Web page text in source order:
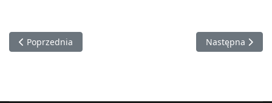
Poprzednia strona: Andrzej Wojciechowski
Poprzednia Następna
Następna